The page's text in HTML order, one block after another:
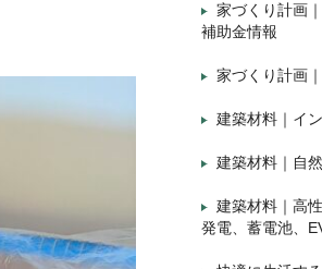
家づくり計画
補助金情報
家づくり計画
建築材料｜イ
建築材料｜自
建築材料｜高
発電、蓄電池、